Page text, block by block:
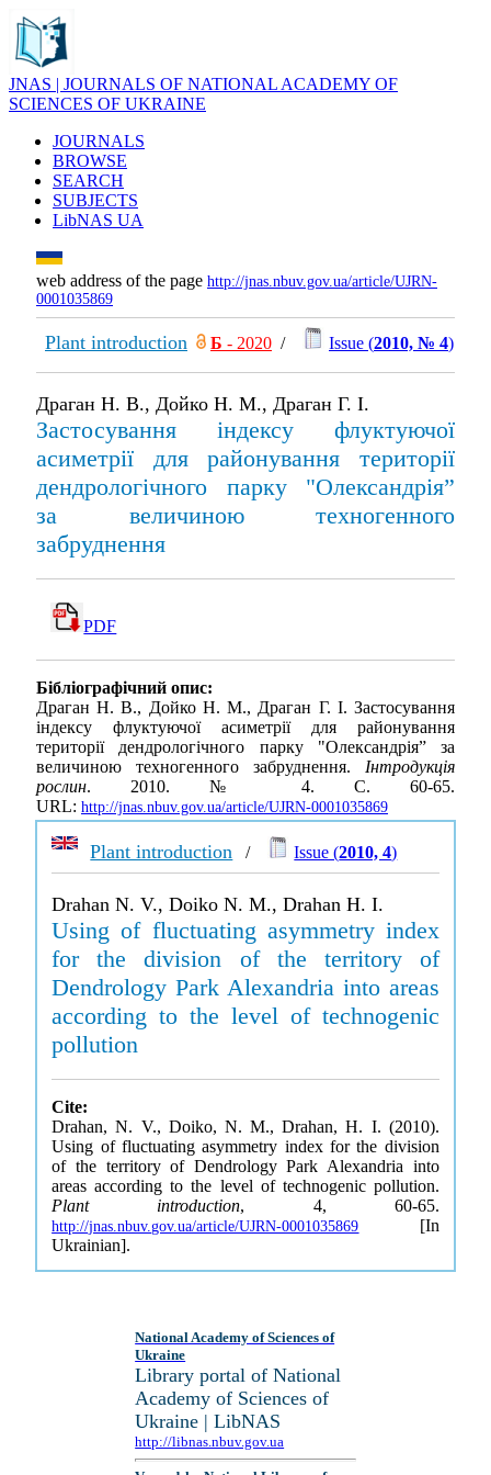
JNAS | JOURNALS OF NATIONAL ACADEMY OF
SCIENCES OF UKRAINE
JOURNALS
BROWSE
SEARCH
SUBJECTS
LibNAS UA
web address of the page http://jnas.nbuv.gov.ua/article/UJRN-
0001035869
Plant introduction Б - 2020 / Issue (2010, № 4)
Драган Н. В., Дойко Н. М., Драган Г. І.
Застосування індексу флуктуючої
асиметрії для районування території
дендрологічного парку "Олександрія”
за величиною техногенного
забруднення
PDF
Бібліографічний опис:
Драган Н. В., Дойко Н. М., Драган Г. І. Застосування
індексу флуктуючої асиметрії для районування
території дендрологічного парку "Олександрія” за
величиною техногенного забруднення. Інтродукція
рослин. 2010. № 4. С. 60-65.
URL: http://jnas.nbuv.gov.ua/article/UJRN-0001035869
Plant introduction / Issue (2010, 4)
Drahan N. V., Doiko N. M., Drahan H. I.
Using of fluctuating asymmetry index
for the division of the territory of
Dendrology Park Alexandria into areas
according to the level of technogenic
pollution
Cite:
Drahan, N. V., Doiko, N. M., Drahan, H. I. (2010).
Using of fluctuating asymmetry index for the division
of the territory of Dendrology Park Alexandria into
areas according to the level of technogenic pollution.
Plant introduction, 4, 60-65.
http://jnas.nbuv.gov.ua/article/UJRN-0001035869 [In
Ukrainian].
National Academy of Sciences of
Ukraine
Library portal of National
Academy of Sciences of
Ukraine | LibNAS
http://libnas.nbuv.gov.ua